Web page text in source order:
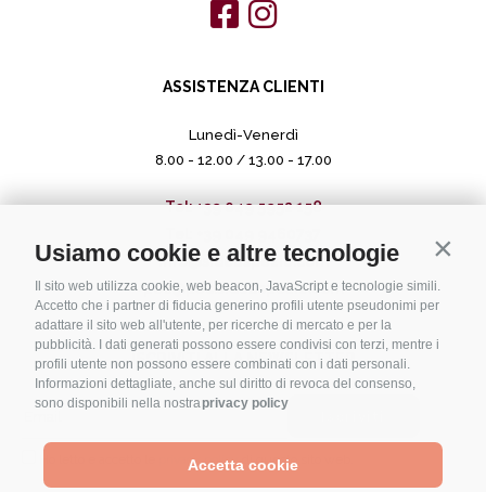
Usiamo cookie e altre tecnologie
Il sito web utilizza cookie, web beacon, JavaScript e tecnologie simili.
Accetto che i partner di fiducia generino profili utente pseudonimi per
adattare il sito web all'utente, per ricerche di mercato e per la
pubblicità. I dati generati possono essere condivisi con terzi, mentre i
profili utente non possono essere combinati con i dati personali.
Informazioni dettagliate, anche sul diritto di revoca del consenso,
sono disponibili nella nostraprivacy policy
Accetta cookie
ASSISTENZA CLIENTI
Lunedì-Venerdì
8.00 - 12.00 / 13.00 - 17.00
Tel: +39 049 5952 158
info@sideaspezie.com
pec@pec.sideaspezie.com
ISCRIVITI ALLA NEWSLETTER
privacy policy di questo sito web.